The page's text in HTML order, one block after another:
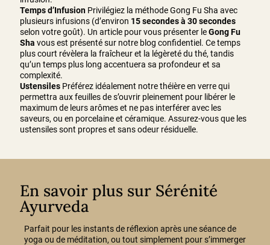
Temps d’Infusion Privilégiez la méthode Gong Fu Sha avec
plusieurs infusions (d’environ 15 secondes à 30 secondes
selon votre goût). Un article pour vous présenter leGong Fu
Sha vous est présenté sur notre blog confidentiel. Ce temps
plus court révèlera la fraîcheur et la légèreté du thé, tandis
qu’un temps plus long accentuera sa profondeur et sa
complexité.
Ustensiles Préférez idéalement notre théière en verre qui
permettra aux feuilles de s’ouvrir pleinement pour libérer le
maximum de leurs arômes et ne pas interférer avec les
saveurs, ou en porcelaine et céramique. Assurez-vous que les
ustensiles sont propres et sans odeur résiduelle.
En savoir plus sur Sérénité
Ayurveda
Parfait pour les instants de réflexion après une séance de
yoga ou de méditation, ou tout simplement pour s’immerger